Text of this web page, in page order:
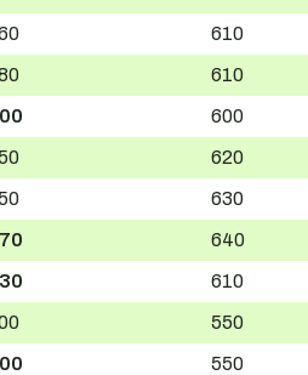
610
610
600
620
630
640
610
550
550